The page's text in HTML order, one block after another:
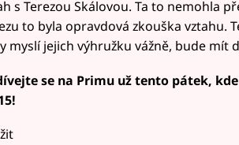
s Terezou Skálovou. Ta to nemohla
to byla opravdová zkouška vztahu.
myslí jejich výhružku vážně, bude mít
se na Primu už tento pátek,